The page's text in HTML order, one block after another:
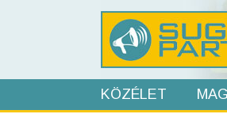
KÖZÉLET